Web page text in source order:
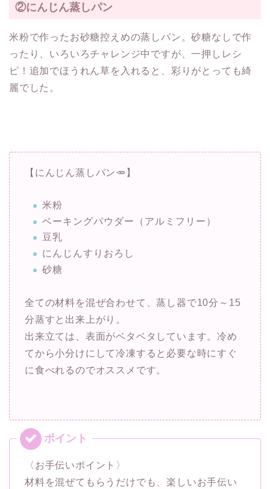
②にんじん蒸しパン
米粉で作ったお砂糖控えめの蒸しパン。砂糖なしで作
ったり、いろいろチャレンジ中ですが、一押しレシ
ピ！追加でほうれん草を入れると、彩りがとっても綺
麗でした。
【にんじん蒸しパン🥕】
米粉
ベーキングパウダー（アルミフリー）
豆乳
にんじんすりおろし
砂糖
全ての材料を混ぜ合わせて、蒸し器で10分～15
分蒸すと出来上がり。
出来立ては、表面がベタベタしています。冷め
てから小分けにして冷凍すると必要な時にすぐ
に食べれるのでオススメです。
〈お手伝いポイント〉
材料を混ぜてもらうだけでも、楽しいお手伝い